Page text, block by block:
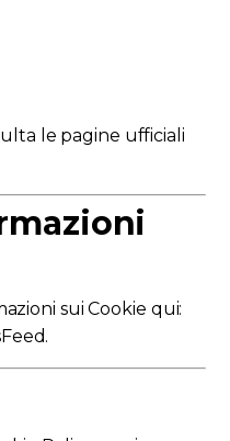
le pagine ufficiali
sui Cookie qui:
.